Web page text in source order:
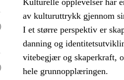
Kulturelle opplevelser har
av kulturuttrykk gjennom
I et større perspektiv er
danning og
vitebegjær og skaperkraft,
hele grunnopplæringen.